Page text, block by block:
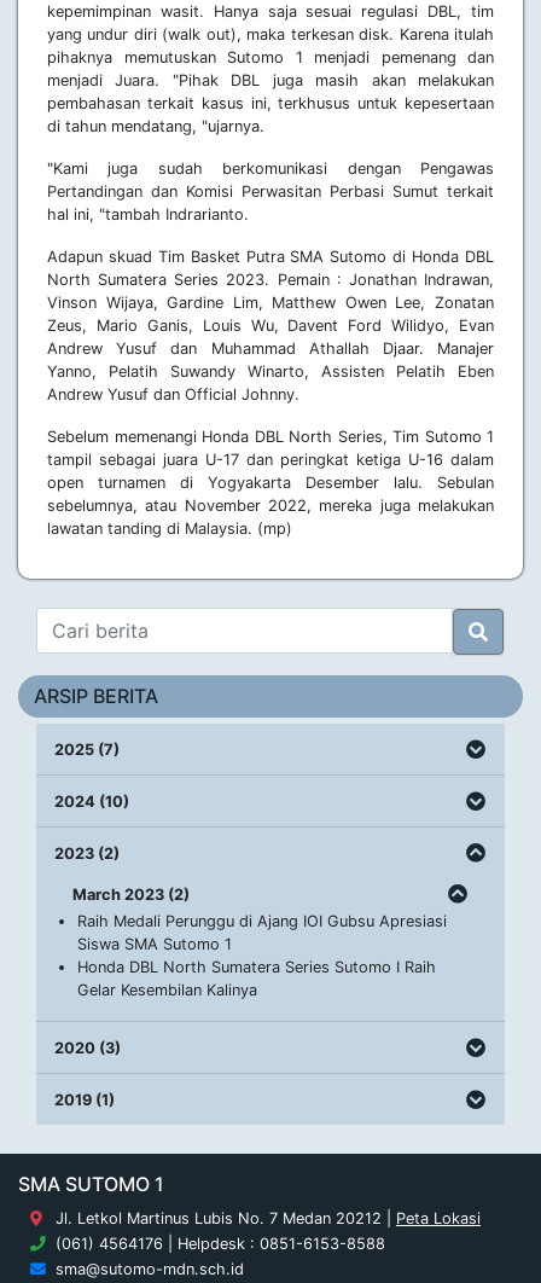
kepemimpinan wasit. Hanya saja sesuai regulasi DBL, tim
yang undur diri (walk out), maka terkesan disk. Karena itulah
pihaknya memutuskan Sutomo 1 menjadi pemenang dan
menjadi Juara. "Pihak DBL juga masih akan melakukan
pembahasan terkait kasus ini, terkhusus untuk kepesertaan
di tahun mendatang, "ujarnya.
"Kami juga sudah berkomunikasi dengan Pengawas
Pertandingan dan Komisi Perwasitan Perbasi Sumut terkait
hal ini, "tambah Indrarianto.
Adapun skuad Tim Basket Putra SMA Sutomo di Honda DBL
North Sumatera Series 2023. Pemain : Jonathan Indrawan,
Vinson Wijaya, Gardine Lim, Matthew Owen Lee, Zonatan
Zeus, Mario Ganis, Louis Wu, Davent Ford Wilidyo, Evan
Andrew Yusuf dan Muhammad Athallah Djaar. Manajer
Yanno, Pelatih Suwandy Winarto, Assisten Pelatih Eben
Andrew Yusuf dan Official Johnny.
Sebelum memenangi Honda DBL North Series, Tim Sutomo 1
tampil sebagai juara U-17 dan peringkat ketiga U-16 dalam
open turnamen di Yogyakarta Desember lalu. Sebulan
sebelumnya, atau November 2022, mereka juga melakukan
lawatan tanding di Malaysia. (mp)
ARSIP BERITA
2025 (7)
2024 (10)
2023 (2)
March 2023 (2)
Raih Medali Perunggu di Ajang IOI Gubsu Apresiasi
Siswa SMA Sutomo 1
Honda DBL North Sumatera Series Sutomo I Raih
Gelar Kesembilan Kalinya
2020 (3)
2019 (1)
SMA SUTOMO 1
Jl. Letkol Martinus Lubis No. 7 Medan 20212 | Peta Lokasi
(061) 4564176 | Helpdesk : 0851-6153-8588
sma@sutomo-mdn.sch.id